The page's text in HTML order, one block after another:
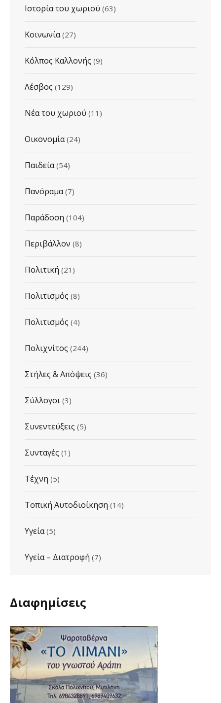
Ιστορία του χωριού (63)
Κοινωνία (27)
Κόλπος Καλλονής (9)
Λέσβος (129)
Νέα του χωριού (11)
Οικονομία (24)
Παιδεία (54)
Πανόραμα (7)
Παράδοση (104)
Περιβάλλον (8)
Πολιτική (21)
Πολιτισμός (8)
Πολιτισμός (4)
Πολιχνίτος (244)
Στήλες & Απόψεις (36)
Σύλλογοι (3)
Συνεντεύξεις (5)
Συνταγές (1)
Τέχνη (5)
Τοπική Αυτοδιοίκηση (14)
Υγεία (5)
Υγεία – Διατροφή (7)
Διαφημίσεις